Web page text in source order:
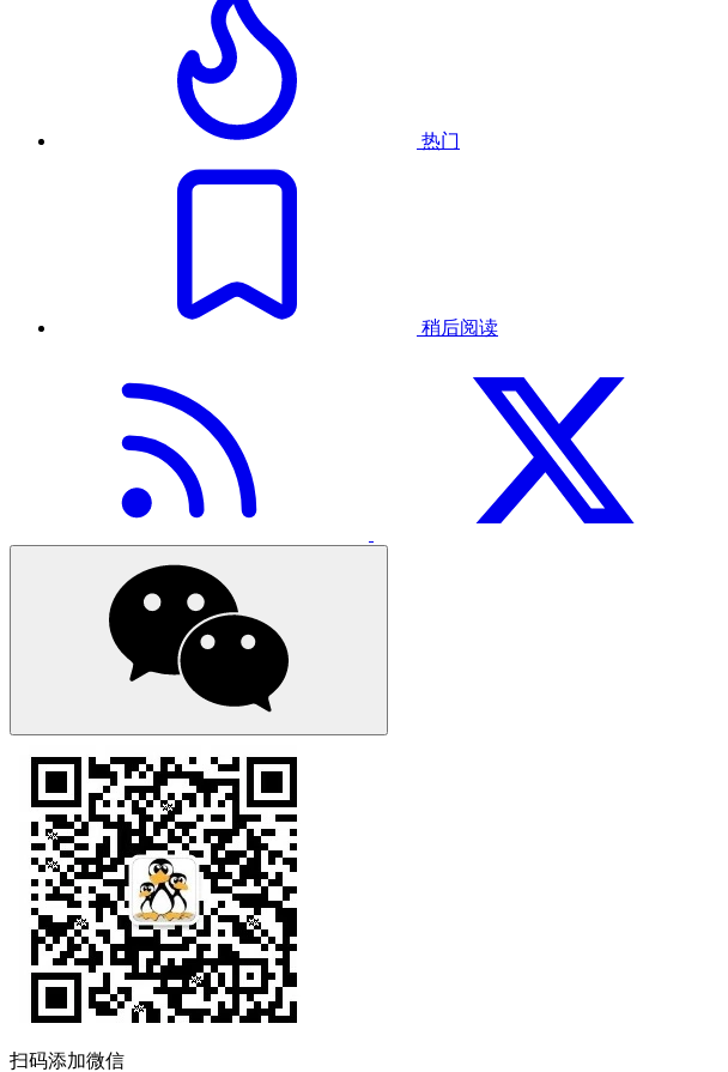
热门
稍后阅读
扫码添加微信